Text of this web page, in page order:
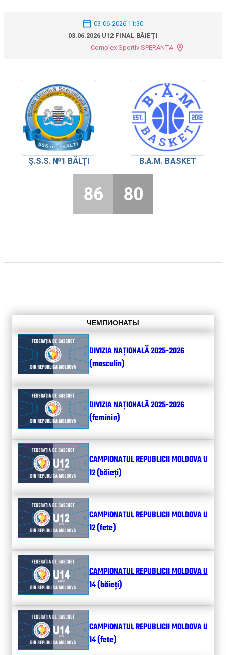
03-06-2026 11:30
03.06.2026 U12 FINAL BĂIEȚI
Complex Sportiv SPERANȚA
Ș.S.S. №1 BĂLȚI B.A.M. BASKET
86 80
ЧЕМПИОНАТЫ
DIVIZIA NAȚIONALĂ 2025-2026
(masculin)
DIVIZIA NAȚIONALĂ 2025-2026
(feminin)
CAMPIONATUL REPUBLICII MOLDOVA U
12 (băieți)
CAMPIONATUL REPUBLICII MOLDOVA U
12 (fete)
CAMPIONATUL REPUBLICII MOLDOVA U
14 (băieți)
CAMPIONATUL REPUBLICII MOLDOVA U
14 (fete)